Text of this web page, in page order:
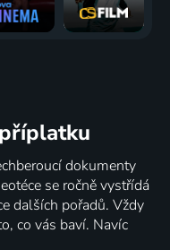
dokumenty
se ročně vystřídá
dalších pořadů. Vždy
co vás baví. Navíc